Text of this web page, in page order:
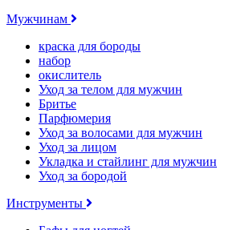
Мужчинам
краска для бороды
набор
окислитель
Уход за телом для мужчин
Бритье
Парфюмерия
Уход за волосами для мужчин
Уход за лицом
Укладка и стайлинг для мужчин
Уход за бородой
Инструменты